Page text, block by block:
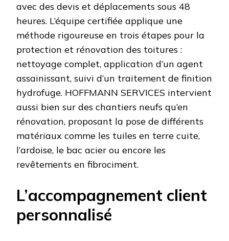
avec des devis et déplacements sous 48
heures. L’équipe certifiée applique une
méthode rigoureuse en trois étapes pour la
protection et rénovation des toitures :
nettoyage complet, application d’un agent
assainissant, suivi d’un traitement de finition
hydrofuge. HOFFMANN SERVICES intervient
aussi bien sur des chantiers neufs qu’en
rénovation, proposant la pose de différents
matériaux comme les tuiles en terre cuite,
l’ardoise, le bac acier ou encore les
revêtements en fibrociment.
L’accompagnement client
personnalisé